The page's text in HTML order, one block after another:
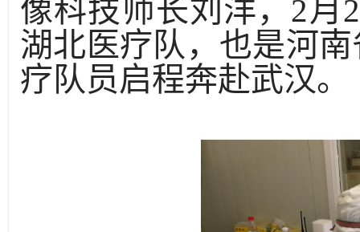
像科技师长刘洋，2月
湖北医疗队，也是河
疗队员启程奔赴武汉。